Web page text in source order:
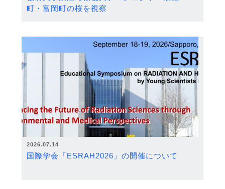
町・富岡町の桜を視察
2026.07.14
国際学会「ESRAH2026」の開催について